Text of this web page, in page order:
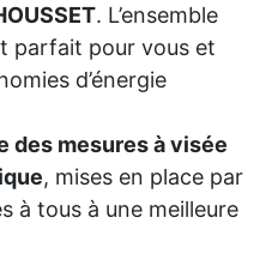
. L’ensemble
parfait pour vous et
d’énergie
des mesures à visée
, mises en place par
à tous à une meilleure